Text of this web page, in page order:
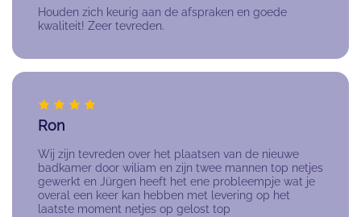
Houden zich keurig aan de afspraken en goede
kwaliteit! Zeer tevreden.
Ron
Wij zijn tevreden over het plaatsen van de nieuwe
badkamer door wiliam en zijn twee mannen top netjes
gewerkt en Jürgen heeft het ene probleempje wat je
overal een keer kan hebben met levering op het
laatste moment netjes op gelost top